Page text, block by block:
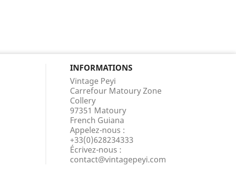
INFORMATIONS
Vintage Peyi
Carrefour Matoury Zone
Collery
97351 Matoury
French Guiana
Appelez-nous :
+33(0)628234333
Écrivez-nous :
contact@vintagepeyi.com